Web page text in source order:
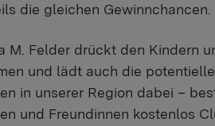
die gleichen Gewinnchancen.
M. Felder drückt den Kindern
und lädt auch die
in unserer Region dabei –
und Freundinnen kostenlos